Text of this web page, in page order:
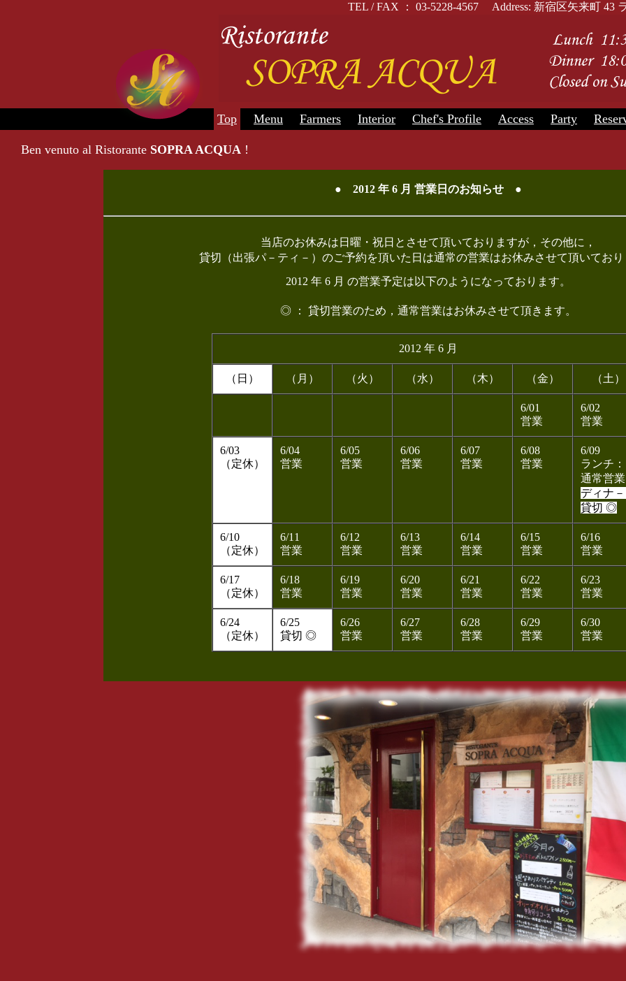
TEL / FAX ： 03-5228-4567 Address: 新宿区矢来町 43
Top Menu Farmers Interior Chef's Profile Access Party
Ben venuto al Ristorante SOPRA ACQUA !
● 2012 年 6 月 営業日のお知らせ ●
当店のお休みは日曜・祝日とさせて頂いておりますが，その他に，
貸切（出張パ－ティ－）のご予約を頂いた日は通常の営業はお休みさせて頂いてお
2012 年 6 月 の営業予定は以下のようになっております。
◎ ： 貸切営業のため，通常営業はお休みさせて頂きます。
2012 年 6 月
（日） （月） （火） （水） （木） （金） （土）
6/01
営業
6/02
営業
6/03
（定休）
6/04
営業
6/05
営業
6/06
営業
6/07
営業
6/08
営業
6/09
ランチ：
通常営業
ディナ
貸切 ◎
6/10
（定休）
6/11
営業
6/12
営業
6/13
営業
6/14
営業
6/15
営業
6/16
営業
6/17
（定休）
6/18
営業
6/19
営業
6/20
営業
6/21
営業
6/22
営業
6/23
営業
6/24
（定休）
6/25
貸切 ◎
6/26
営業
6/27
営業
6/28
営業
6/29
営業
6/30
営業